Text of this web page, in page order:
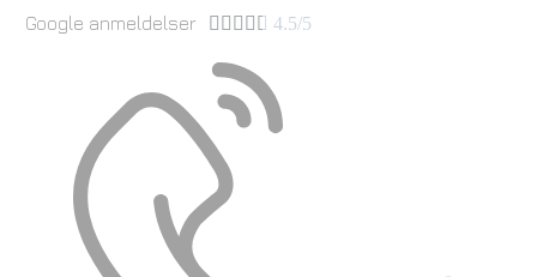
Google anmeldelser      4.5/5